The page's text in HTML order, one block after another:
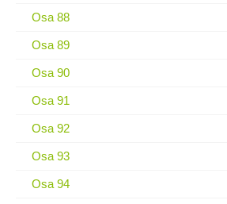
Osa 88
Osa 89
Osa 90
Osa 91
Osa 92
Osa 93
Osa 94